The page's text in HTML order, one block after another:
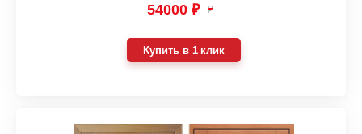
54000 ₽ ₽
Купить в 1 клик